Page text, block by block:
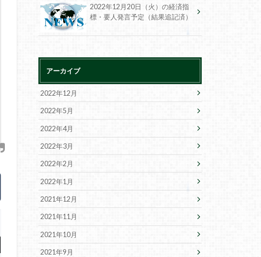
2022年12月20日（火）の経済指
標・要人発言予定（結果追記済）
アーカイブ
2022年12月
2022年5月
2022年4月
2022年3月
2022年2月
2022年1月
2021年12月
2021年11月
2021年10月
2021年9月